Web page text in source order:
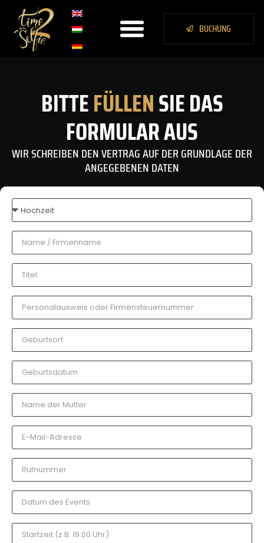
BUCHUNG
BITTEFÜLLENSIE DAS
FORMULAR AUS
WIR SCHREIBEN DEN VERTRAG AUF DER GRUNDLAGE DER
ANGEGEBENEN DATEN